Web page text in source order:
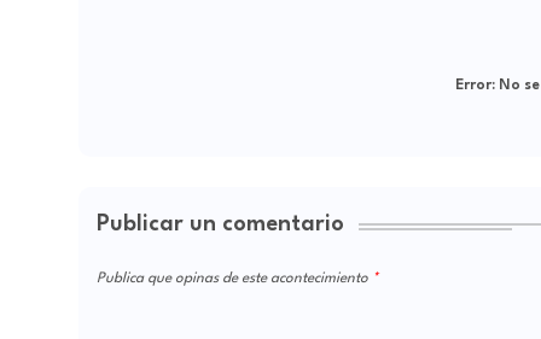
Error: No
Publicar un comentario
Publica que opinas de este acontecimiento